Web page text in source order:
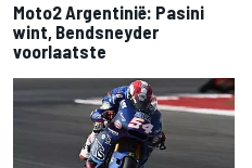
Moto2 Argentinië: Pasini
wint, Bendsneyder
voorlaatste